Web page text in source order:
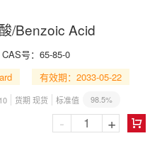
/Benzoic Acid
CAS号： 65-85-0
有效期：2033-05-22
货期 现货 标准值 98.5%

- +